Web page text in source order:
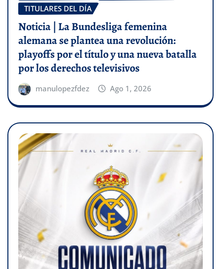
TITULARES DEL DÍA
Noticia | La Bundesliga femenina
alemana se plantea una revolución:
playoffs por el título y una nueva batalla
por los derechos televisivos
manulopezfdez Ago 1, 2026